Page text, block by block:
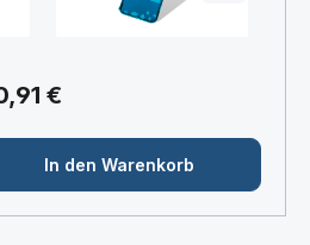
€
In den Warenkorb